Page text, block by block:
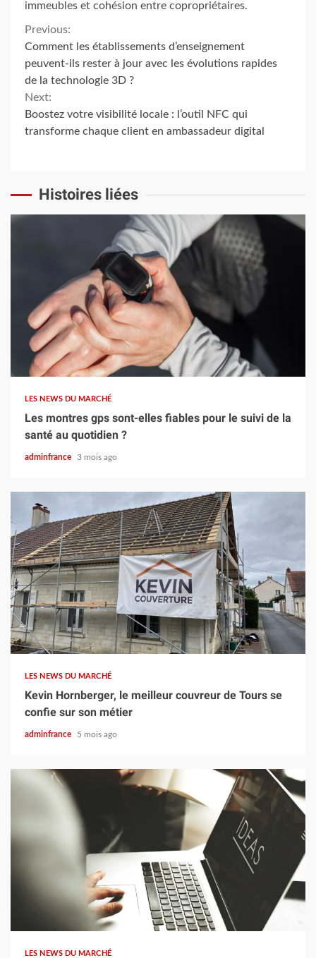
immeubles et cohésion entre copropriétaires.
Continue
Reading
Previous:
Comment les établissements d’enseignement
peuvent-ils rester à jour avec les évolutions rapides
de la technologie 3D ?
Next:
Boostez votre visibilité locale : l’outil NFC qui
transforme chaque client en ambassadeur digital
Histoires liées
7 min read
LES NEWS DU MARCHÉ
Les montres gps sont-elles fiables pour le suivi de la
santé au quotidien ?
adminfrance 3 mois ago
4 min read
LES NEWS DU MARCHÉ
Kevin Hornberger, le meilleur couvreur de Tours se
confie sur son métier
adminfrance 5 mois ago
LES NEWS DU MARCHÉ